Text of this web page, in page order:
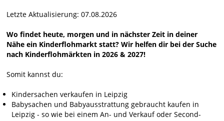
Letzte Aktualisierung: 07.08.2026
Wo findet heute, morgen und in nächster Zeit in deiner
Nähe ein Kinderflohmarkt statt? Wir helfen dir bei der Suche
nach Kinderflohmärkten in 2026 & 2027!
Somit kannst du:
Kindersachen verkaufen in Leipzig
Babysachen und Babyausstrattung gebraucht kaufen in
Leipzig - so wie bei einem An- und Verkauf oder Second-